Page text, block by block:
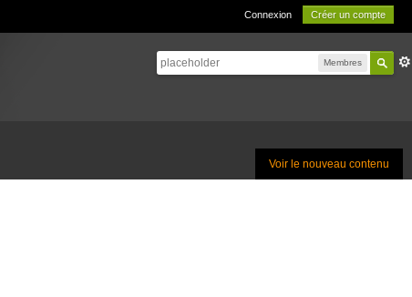
Connexion Créer un compte
Membres
Voir le nouveau contenu